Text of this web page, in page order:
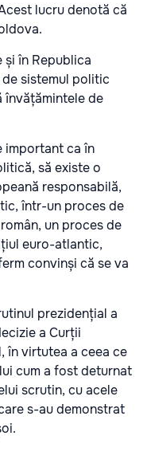
lucru denotă că
și în Republica
sistemul politic
învățămintele de
important ca în
să existe o
responsabilă,
într-un proces de
un proces de
euro-atlantic,
convinși că se va
prezidențial a
a Curții
în virtutea a ceea ce
cum a fost deturnat
scrutin, cu acele
s-au demonstrat